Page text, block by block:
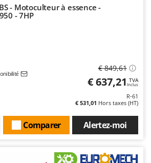
- Motoculteur à essence -
- 7HP
€ 849,61
€ 637,21 TVA
Inclus
R-61
€ 531,01 Hors taxes (HT)
Alertez-moi
Comparer